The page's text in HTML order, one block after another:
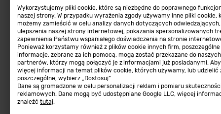
Wykorzystujemy pliki cookie, które są niezbędne do poprawnego
naszej strony. W przypadku wyrażenia zgody używamy inne pliki cookie,
możemy zamieścić w celu analizy danych dotyczących odwiedzających,
ulepszenia naszej strony internetowej, pokazania spersonalizowanych
zapewnienia Państwu wspaniałego doświadczenia na stronie
Ponieważ korzystamy również z plików cookie innych firm, poszczególne
informacje, zebrane za ich pomocą, mogą zostać przekazane do naszych
partnerów, którzy mogą połączyć je z informacjami już posiadanymi.
więcej informacji na temat plików cookie, których używamy, lub udzielić
poszczególne, wybierz „Dostosuj”.
Dane są gromadzone w celu personalizacji reklam i pomiaru
reklamowych. Dane mogą być udostępniane Google LLC, więcej
znaleźć tutaj.
Farby wewnętrzne białe
Elektryka
Panele
Elektronarzędzia
Płytki
Panele podłogowe
Płyty OSB/HDF
Grabie do ogrodu
zgodności towaru z
Program Brico PRO
Regulaminy
Regulaminy